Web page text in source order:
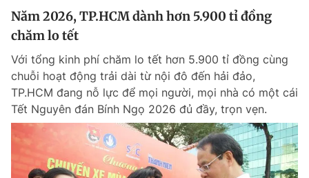
Năm 2026, TP.HCM dành hơn 5.900 tỉ đồng
chăm lo tết
Với tổng kinh phí chăm lo tết hơn 5.900 tỉ đồng cùng
chuỗi hoạt động trải dài từ nội đô đến hải đảo,
TP.HCM đang nỗ lực để mọi người, mọi nhà có một cái
Tết Nguyên đán Bính Ngọ 2026 đủ đầy, trọn vẹn.